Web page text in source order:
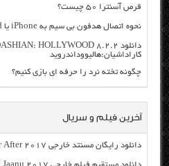
قرص آسنترا ۵۰ چیست؟
نحوه اتصال هدفون بی سیم به iPhone یا iPad
کاراداشیان:هالیووداندروید
چگونه تخته نرد را حرفه ای بازی کنیم؟
آخرین فیلم و سریال
دانلود رایگان مسنتد خارجی Britney Ever After 2017 با لینک مستقیم